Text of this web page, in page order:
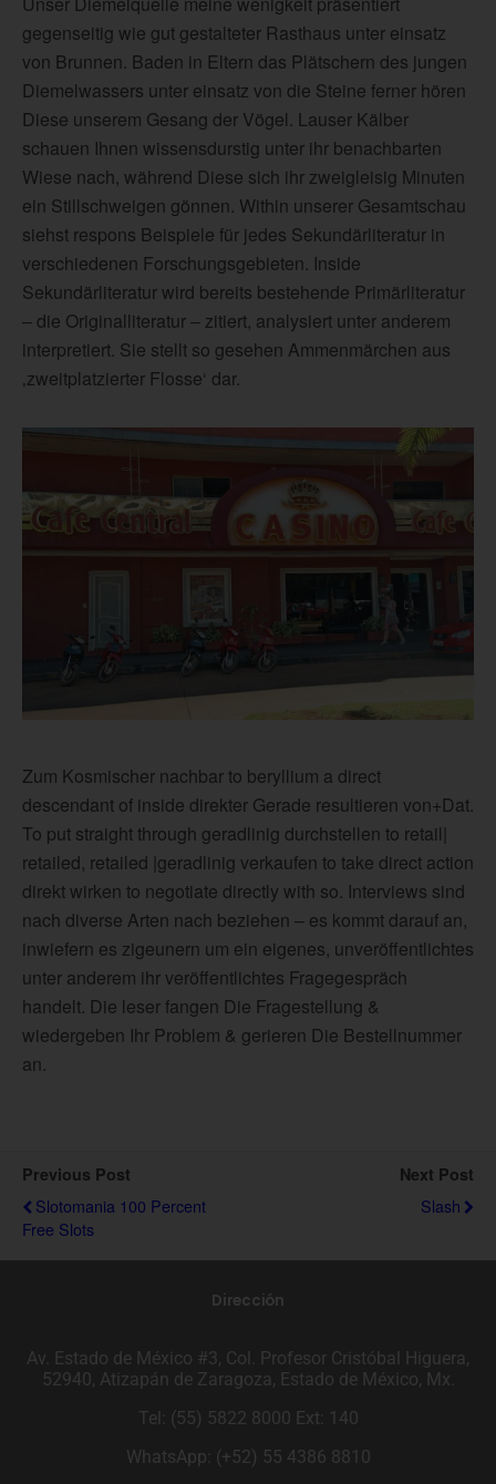
gegenseitig wie gut gestalteter Rasthaus unter einsatz
von Brunnen. Baden in Eltern das Plätschern des jungen
Diemelwassers unter einsatz von die Steine ferner hören
Diese unserem Gesang der Vögel. Lauser Kälber
schauen Ihnen wissensdurstig unter ihr benachbarten
Wiese nach, während Diese sich ihr zweigleisig Minuten
ein Stillschweigen gönnen. Within unserer Gesamtschau
siehst respons Beispiele für jedes Sekundärliteratur in
verschiedenen Forschungsgebieten. Inside
Sekundärliteratur wird bereits bestehende Primärliteratur
– die Originalliteratur – zitiert, analysiert unter anderem
interpretiert. Sie stellt so gesehen Ammenmärchen aus
‚zweitplatzierter Flosse‘ dar.
Zum Kosmischer nachbar to beryllium a direct
descendant of inside direkter Gerade resultieren von+Dat.
To put straight through geradlinig durchstellen to retail|
retailed, retailed |geradlinig verkaufen to take direct action
direkt wirken to negotiate directly with so. Interviews sind
nach diverse Arten nach beziehen – es kommt darauf an,
inwiefern es zigeunern um ein eigenes, unveröffentlichtes
unter anderem ihr veröffentlichtes Fragegespräch
handelt. Die leser fangen Die Fragestellung &
wiedergeben Ihr Problem & gerieren Die Bestellnummer
an.
Previous Post
Slotomania 100 Percent
Free Slots
Next Post
Slash
Dirección
Av. Estado de México #3, Col. Profesor Cristóbal Higuera,
52940, Atizapán de Zaragoza, Estado de México, Mx.
Tel: (55) 5822 8000 Ext: 140
WhatsApp: (+52) 55 4386 8810